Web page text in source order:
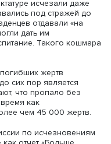
властей. Это